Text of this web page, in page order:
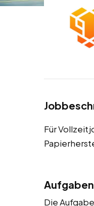
Für
Aufgaben
Die